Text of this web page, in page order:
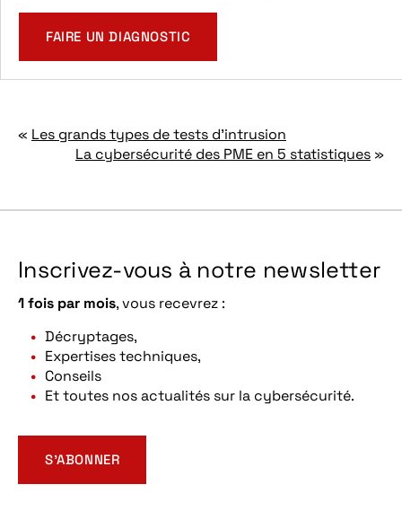
FAIRE UN DIAGNOSTIC
« Les grands types de tests d’intrusion
La cybersécurité des PME en 5 statistiques »
Inscrivez-vous à notre newsletter
1 fois par mois, vous recevrez :
Décryptages,
Expertises techniques,
Conseils
Et toutes nos actualités sur la cybersécurité.
S’ABONNER